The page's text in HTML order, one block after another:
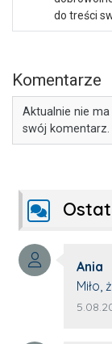
do treści
Komentarze
Aktualnie nie
swój komentarz.
Ania
Miło,
Data